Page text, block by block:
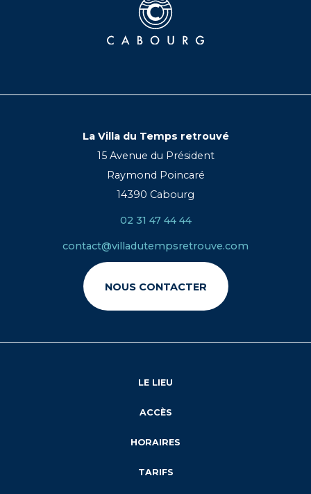
La Villa du Temps retrouvé
15 Avenue du Président
Raymond Poincaré
14390 Cabourg
02 31 47 44 44
contact@villadutempsretrouve.com
NOUS CONTACTER
LE LIEU
ACCÈS
HORAIRES
TARIFS